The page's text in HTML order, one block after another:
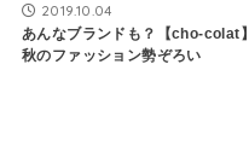
2019.10.04
あんなブランドも？【cho-colat】
秋のファッション勢ぞろい